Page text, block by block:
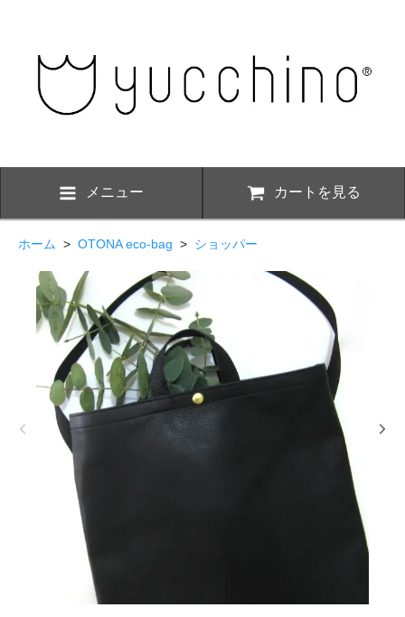
メニュー カートを見る
ホーム > OTONA eco-bag > ショッパー